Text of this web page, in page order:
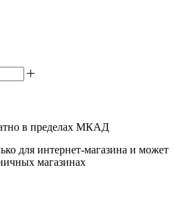
в пределах МКАД
для интернет-магазина и может
магазинах